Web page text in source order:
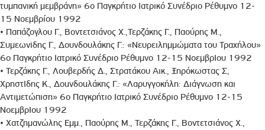
τυμπανική μεμβράνη» 6ο Παγκρήτιο Ιατρικό Συνέδριο Ρέθυμνο 12-
15 Νοεμβρίου 1992
• Παπάζογλου Γ., Βοντετσιάνος Χ.,Τερζάκης Γ., Παούρης Μ.,
Συμεωνiδης Γ., Δουνδουλάκης Γ.: «Nευρειλημμώματα του Τραχήλου»
6ο Παγκρήτιο Ιατρικό Συνέδριο Ρέθυμνο 12-15 ΝοεμβρΙου 1992
• Τερζάκης Γ., Λουβερδής Δ., Στρατάκου Αικ., Ξηρόκωστας Σ,
ΧρηστΙδης Κ., Δοuνδοuλάκης Γ.: «Λαρυγγοκήλη: Διάγνωση και
Αντιμετώπιση» 6ο Παγκρήτιο Ιατρικό Συνέδριο Ρέθυμνο 12-15
ΝοεμβρΙου 1992
• Χατζημανώλης Εμμ., Παούρης Μ., Τερζάκης Γ., Βοντετσιάνος Χ.,